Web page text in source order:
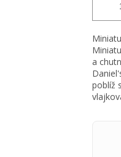
a
poblíž